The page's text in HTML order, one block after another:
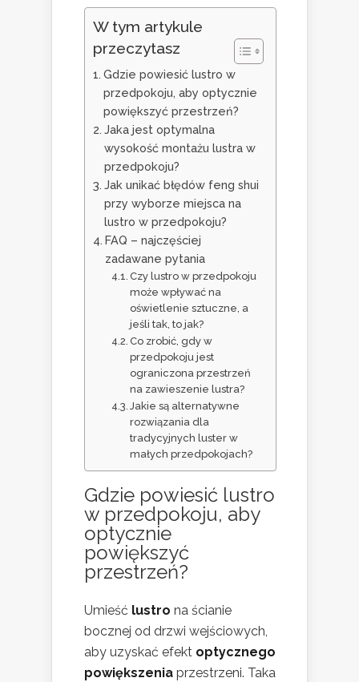
W tym artykule
przeczytasz
Gdzie powiesić lustro w
przedpokoju, aby optycznie
powiększyć przestrzeń?
Jaka jest optymalna
wysokość montażu lustra w
przedpokoju?
Jak unikać błędów feng shui
przy wyborze miejsca na
lustro w przedpokoju?
FAQ – najczęściej
zadawane pytania
Czy lustro w przedpokoju
może wpływać na
oświetlenie sztuczne, a
jeśli tak, to jak?
Co zrobić, gdy w
przedpokoju jest
ograniczona przestrzeń
na zawieszenie lustra?
Jakie są alternatywne
rozwiązania dla
tradycyjnych luster w
małych przedpokojach?
Gdzie powiesić lustro
w przedpokoju, aby
optycznie
powiększyć
przestrzeń?
Umieść lustro na ścianie
bocznej od drzwi wejściowych,
aby uzyskać efekt optycznego
powiększenia przestrzeni. Taka